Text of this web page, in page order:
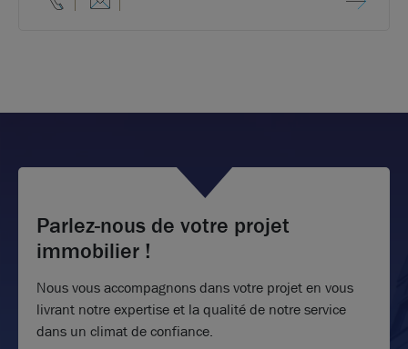
Parlez-nous de votre projet
immobilier !
Nous vous accompagnons dans votre projet en vous
livrant notre expertise et la qualité de notre service
dans un climat de confiance.